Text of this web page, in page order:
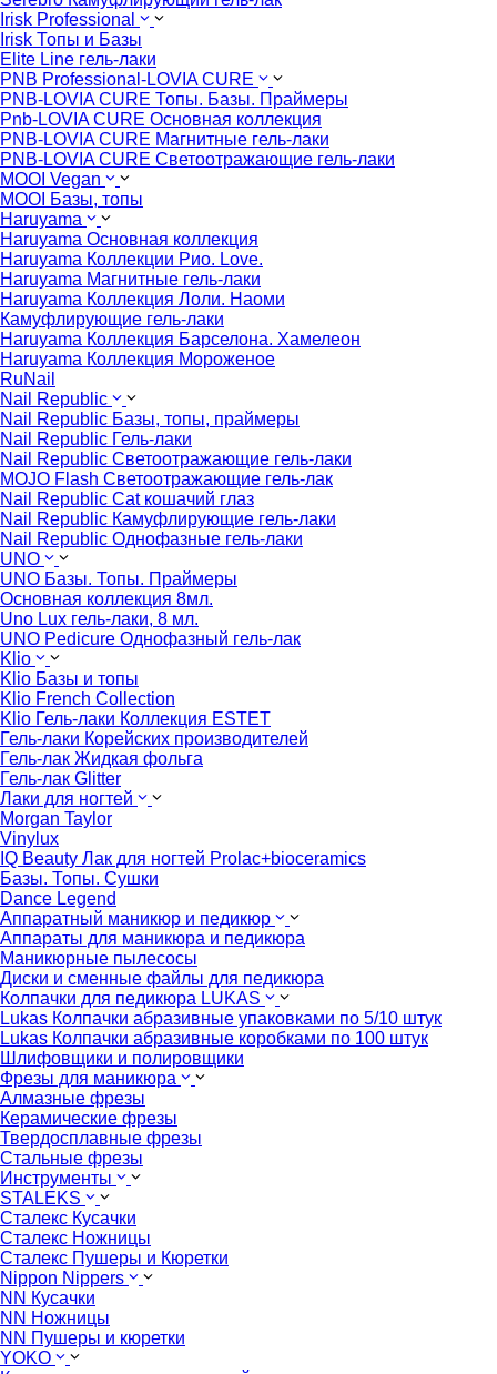
Irisk Professional
Irisk Топы и Базы
Elite Line гель-лаки
PNB Professional-LOVIA CURE
PNB-LOVIA CURE Топы. Базы. Праймеры
Pnb-LOVIA CURE Основная коллекция
PNB-LOVIA CURE Магнитные гель-лаки
PNB-LOVIA CURE Cветоотражающие гель-лаки
MOOI Vegan
MOOI Базы, топы
Haruyama
Haruyama Основная коллекция
Haruyama Коллекции Рио. Love.
Haruyama Магнитные гель-лаки
Haruyama Коллекция Лоли. Наоми
Камуфлирующие гель-лаки
Haruyama Коллекция Барселона. Хамелеон
Haruyama Коллекция Мороженое
RuNail
Nail Republic
Nail Republic Базы, топы, праймеры
Nail Republic Гель-лаки
Nail Republic Светоотражающие гель-лаки
MOJO Flash Светоотражающие гель-лак
Nail Republic Cat кошачий глаз
Nail Republic Камуфлирующие гель-лаки
Nail Republic Однофазные гель-лаки
UNO
UNO Базы. Топы. Праймеры
Основная коллекция 8мл.
Uno Lux гель-лаки, 8 мл.
UNO Pedicure Однофазный гель-лак
Klio
Klio Базы и топы
Klio French Collection
Klio Гель-лаки Коллекция ESTET
Гель-лаки Корейских производителей
Гель-лак Жидкая фольга
Гель-лак Glitter
Лаки для ногтей
Morgan Taylor
Vinylux
IQ Beauty Лак для ногтей Prolac+bioceramics
Базы. Топы. Сушки
Dance Legend
Аппаратный маникюр и педикюр
Аппараты для маникюра и педикюра
Маникюрные пылесосы
Диски и сменные файлы для педикюра
Колпачки для педикюра LUKAS
Lukas Колпачки абразивные упаковками по 5/10 штук
Lukas Колпачки абразивные коробками по 100 штук
Шлифовщики и полировщики
Фрезы для маникюра
Алмазные фрезы
Керамические фрезы
Твердосплавные фрезы
Стальные фрезы
Инструменты
STALEKS
Сталекс Кусачки
Сталекс Ножницы
Сталекс Пушеры и Кюретки
Nippon Nippers
NN Кусачки
NN Ножницы
NN Пушеры и кюретки
YOKO